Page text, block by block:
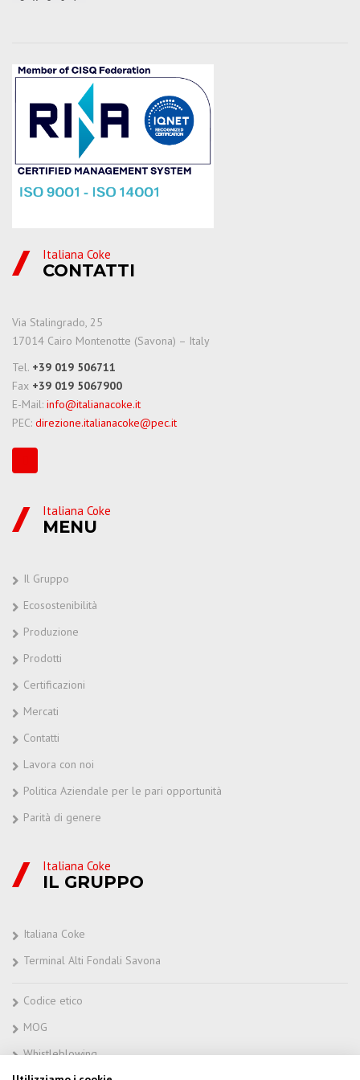
Italiana Coke
CONTATTI
Via Stalingrado, 25
17014 Cairo Montenotte (Savona) – Italy
Tel. +39 019 506711
Fax +39 019 5067900
E-Mail: info@italianacoke.it
PEC: direzione.italianacoke@pec.it
Italiana Coke
MENU
Il Gruppo
Ecosostenibilità
Produzione
Prodotti
Certificazioni
Mercati
Contatti
Lavora con noi
Politica Aziendale per le pari opportunità
Parità di genere
Italiana Coke
IL GRUPPO
Italiana Coke
Terminal Alti Fondali Savona
Codice etico
MOG
Whistleblowing